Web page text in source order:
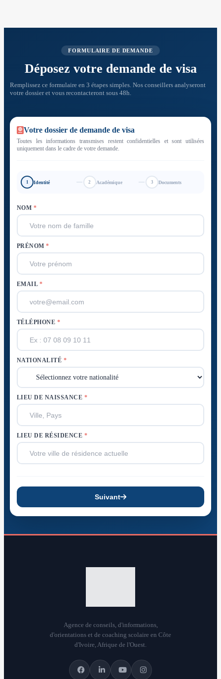
FORMULAIRE DE DEMANDE
Déposez votre demande de visa
Remplissez ce formulaire en 3 étapes simples. Nos conseillers analyseront
votre dossier et vous recontacteront sous 48h.
Votre dossier de demande de visa
Toutes les informations transmises restent confidentielles et sont utilisées
uniquement dans le cadre de votre demande.
1 Identité 2 Académique 3 Documents
NOM *
PRÉNOM*
EMAIL *
TÉLÉPHONE *
NATIONALITÉ *
LIEU DE NAISSANCE *
LIEU DE RÉSIDENCE *
Suivant
Agence de conseils, d'informations,
d'orientations et de coaching scolaire en Côte
d'Ivoire, Afrique de l'Ouest.